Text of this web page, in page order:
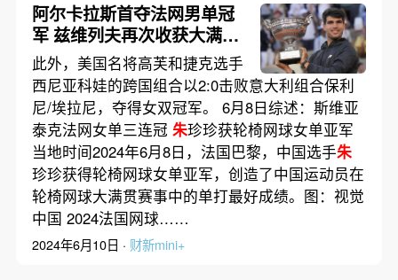
阿尔卡拉斯首夺法网男单冠
军 兹维列夫再次收获大满贯
亚军｜赛事
此外，美国名将高芙和捷克选手
西尼亚科娃的跨国组合以2:0击败意大利组合保利
尼/埃拉尼，夺得女双冠军。 6月8日综述：斯维亚
泰克法网女单三连冠 朱珍珍获轮椅网球女单亚军
当地时间2024年6月8日，法国巴黎，中国选手朱
珍珍获得轮椅网球女单亚军，创造了中国运动员在
轮椅网球大满贯赛事中的单打最好成绩。图：视觉
中国 2024法国网球……
2024年6月10日 · 财新mini+